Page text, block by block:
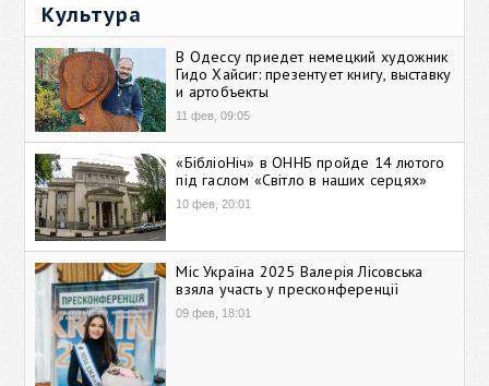
Культура
В Одессу приедет немецкий художник
Гидо Хайсиг: презентует книгу, выставку
и артобъекты
11 фев, 09:05
«БібліоНіч» в ОННБ пройде 14 лютого
під гаслом «Світло в наших серцях»
10 фев, 20:01
Міс Україна 2025 Валерія Лісовська
взяла участь у пресконференції
09 фев, 18:01